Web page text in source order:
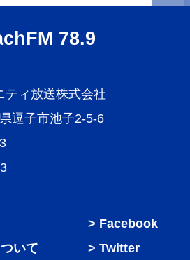
78.9
ティ放送株式会社
逗子市池子2-5-6
いて
Facebook
Twitter